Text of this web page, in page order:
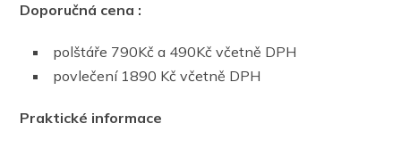
Doporučná cena :
polštáře 790Kč a 490Kč včetně DPH
povlečení 1890 Kč včetně DPH
Praktické informace